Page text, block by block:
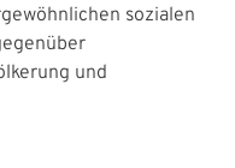
sozialen
und